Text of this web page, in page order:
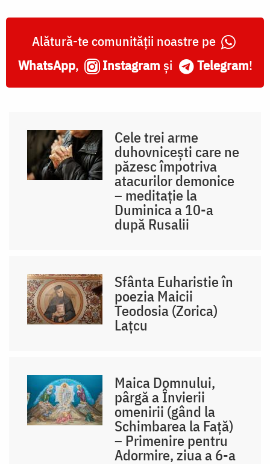
Alătură-te comunității noastre pe
WhatsApp, Instagram și Telegram!
Cele trei arme
duhovnicești care ne
păzesc împotriva
atacurilor demonice
– meditație la
Duminica a 10-a
după Rusalii
Sfânta Euharistie în
poezia Maicii
Teodosia (Zorica)
Lațcu
Maica Domnului,
pârgă a Învierii
omenirii (gând la
Schimbarea la Față)
– Primenire pentru
Adormire, ziua a 6-a